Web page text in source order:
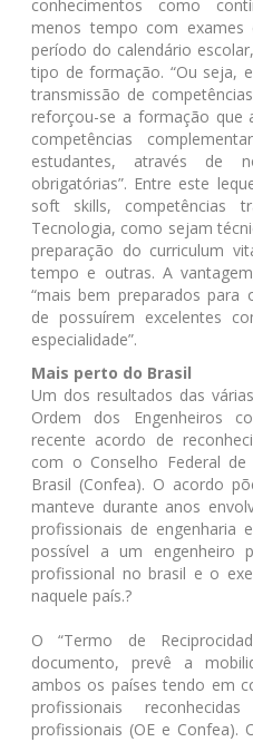
conhecimentos como
menos tempo com
período do calendário
tipo de formação. “Ou seja,
transmissão de
reforçou-se a formação que
competências
estudantes, através de
obrigatórias”. Entre este
soft skills, competências
Tecnologia, como sejam
preparação do curriculum
tempo e outras. A
“mais bem preparados
de possuírem excelentes
especialidade”.
Mais perto do Brasil
Um dos resultados das
Ordem dos Engenheiros
recente acordo de
com o Conselho Federal
Brasil (Confea). O acordo
manteve durante anos
profissionais de engenharia
possível a um engenheiro
profissional no brasil e o
naquele país.?
O “Termo de
documento, prevê a
ambos os países tendo em
profissionais
profissionais (OE e